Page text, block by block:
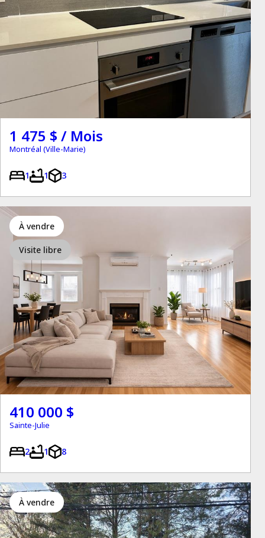
1 475 $ / Mois
Montréal (Ville-Marie)
1 1 3
à vendre
Visite libre
410 000 $
Sainte-Julie
2 1 8
à vendre